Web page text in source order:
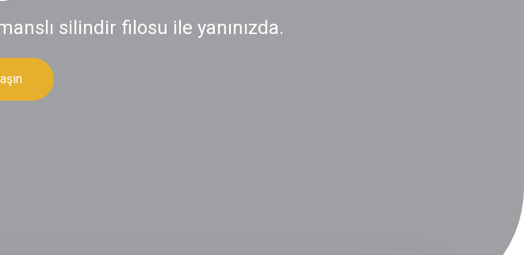
silindir filosu ile yanınızda.